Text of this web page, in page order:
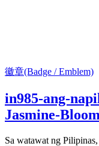
徽章(Badge / Emblem)
in985-ang-
Jasmine-
Sa watawat ng